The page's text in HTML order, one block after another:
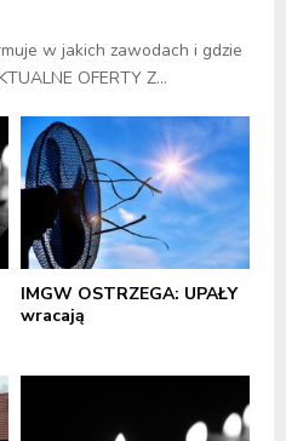
w jakich zawodach i gdzie
OFERTY Z...
IMGW OSTRZEGA: UPAŁY
wracają